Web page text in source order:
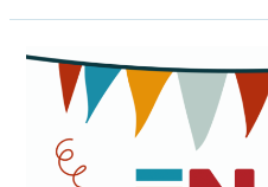
met
thuis.